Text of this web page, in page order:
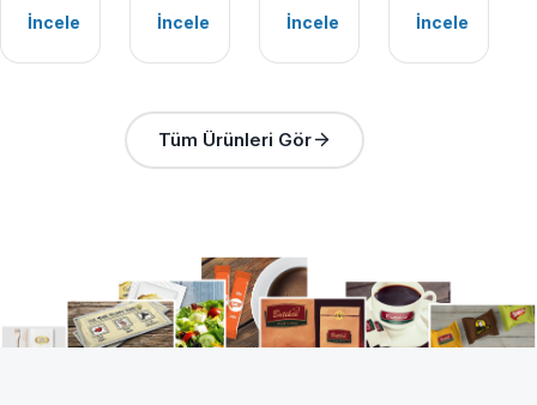
İncele
İncele
İncele İncele
Tüm Ürünleri Gör